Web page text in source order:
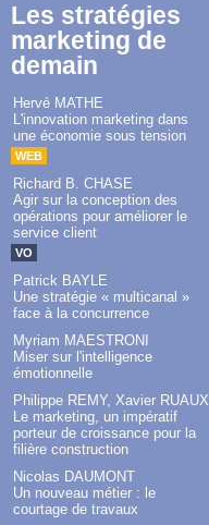
Les stratégies
marketing de
demain
Hervé MATHE
L'innovation marketing dans
une économie sous tension
WEB
Richard B. CHASE
Agir sur la conception des
opérations pour améliorer le
service client
VO
Patrick BAYLE
Une stratégie « multicanal »
face à la concurrence
Myriam MAESTRONI
Miser sur l'intelligence
émotionnelle
Philippe REMY, Xavier RUAUX
Le marketing, un impératif
porteur de croissance pour la
filière construction
Nicolas DAUMONT
Un nouveau métier : le
courtage de travaux